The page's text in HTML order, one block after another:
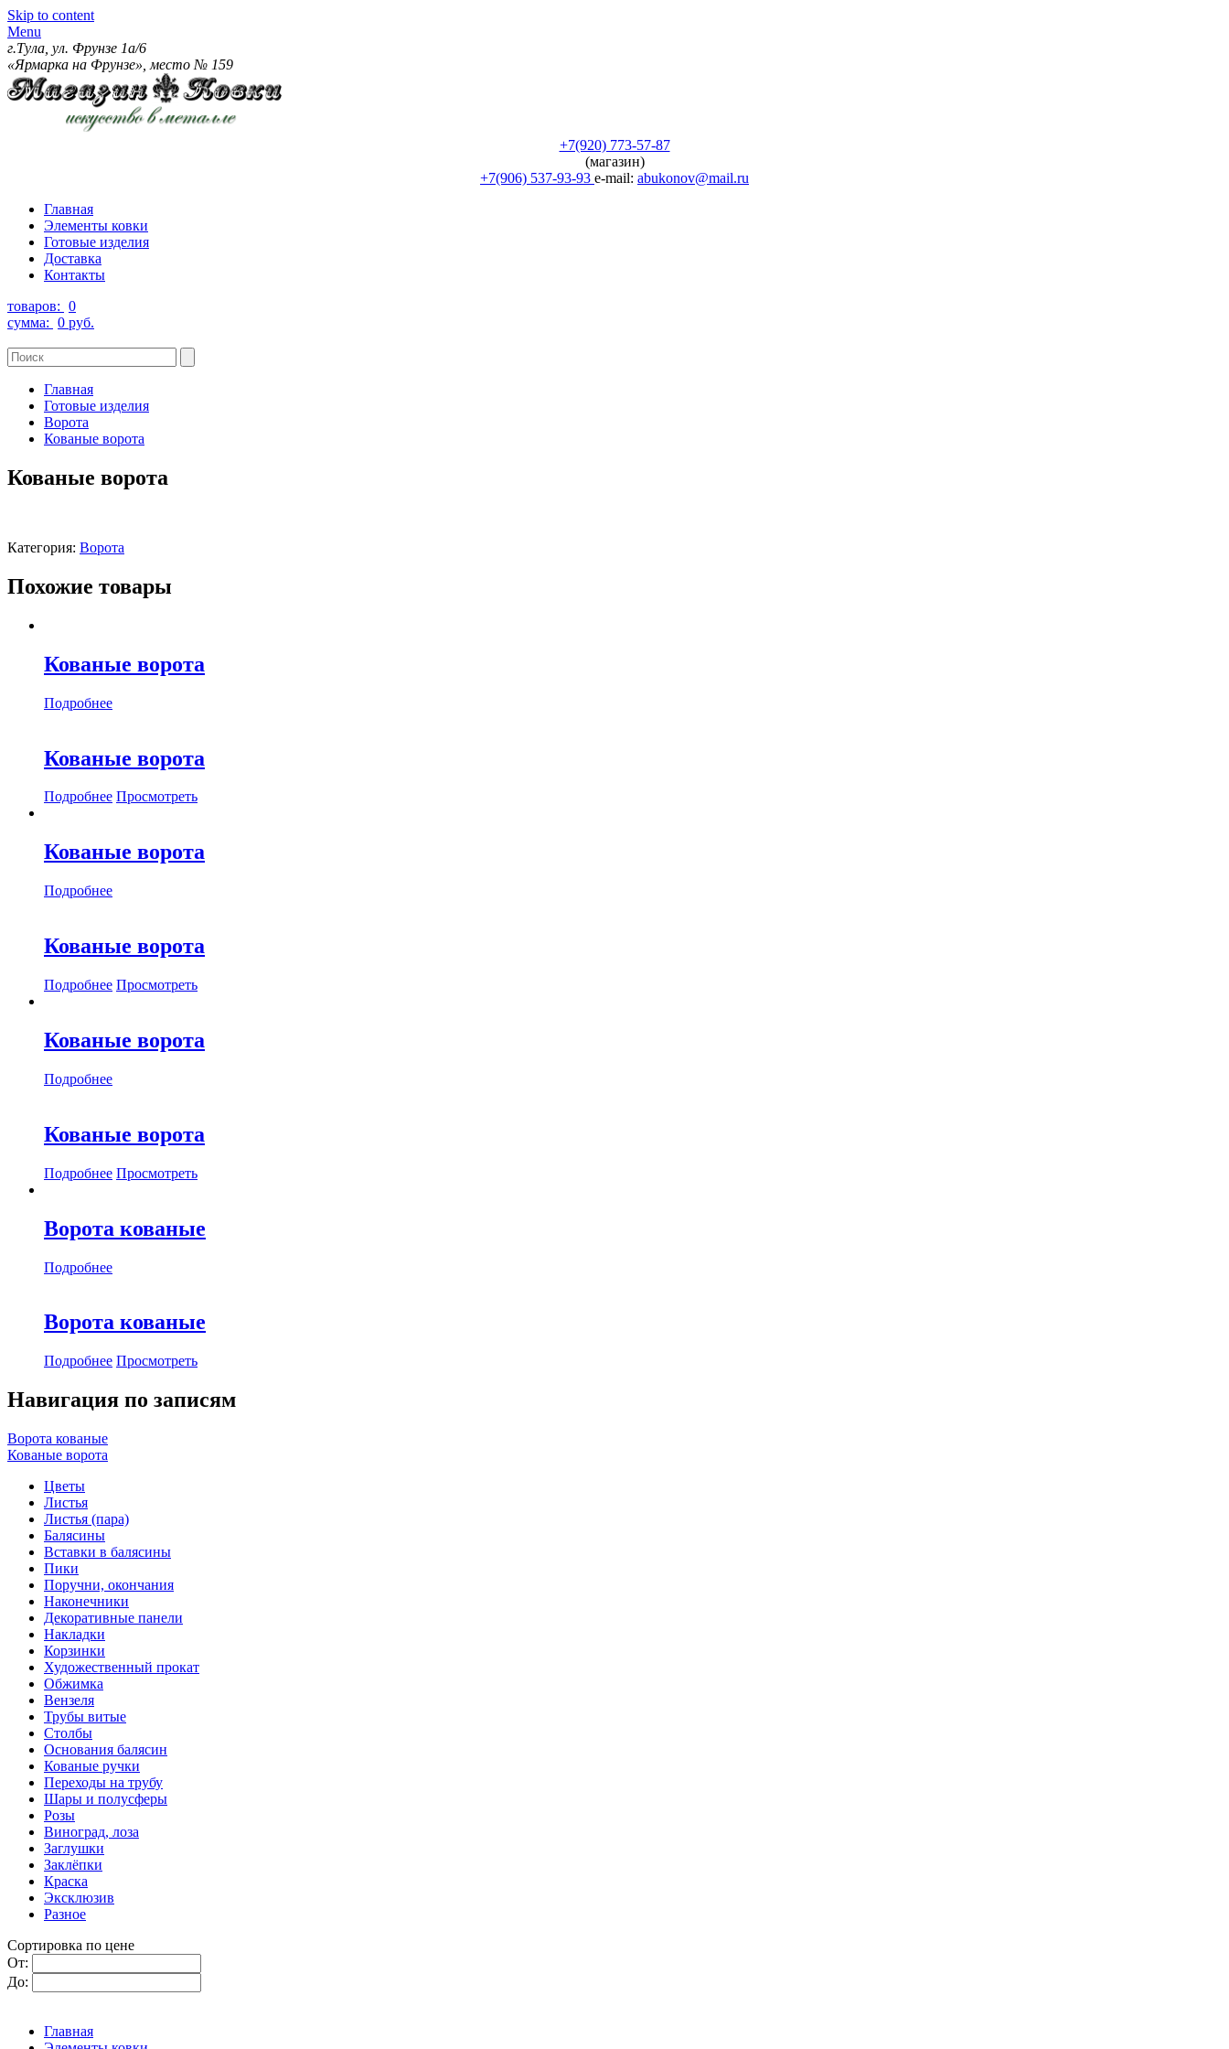
Skip to content
Menu
г.Тула, ул. Фрунзе 1а/6
«Ярмарка на Фрунзе», место № 159
+7(920) 773-57-87
(магазин)
+7(906) 537-93-93 e-mail: abukonov@mail.ru
Главная
Элементы ковки
Готовые изделия
Доставка
Контакты
товаров: 0
сумма: 0 руб.
Главная
Готовые изделия
Ворота
Кованые ворота
Кованые ворота
Категория: Ворота
Похожие товары
Кованые ворота
Подробнее
Кованые ворота
Подробнее Просмотреть
Кованые ворота
Подробнее
Кованые ворота
Подробнее Просмотреть
Кованые ворота
Подробнее
Кованые ворота
Подробнее Просмотреть
Ворота кованые
Подробнее
Ворота кованые
Подробнее Просмотреть
Навигация по записям
Ворота кованые
Кованые ворота
Цветы
Листья
Листья (пара)
Балясины
Вставки в балясины
Пики
Поручни, окончания
Наконечники
Декоративные панели
Накладки
Корзинки
Художественный прокат
Обжимка
Вензеля
Трубы витые
Столбы
Основания балясин
Кованые ручки
Переходы на трубу
Шары и полусферы
Розы
Виноград, лоза
Заглушки
Заклёпки
Краска
Эксклюзив
Разное
Сортировка по цене
От:
До:
Главная